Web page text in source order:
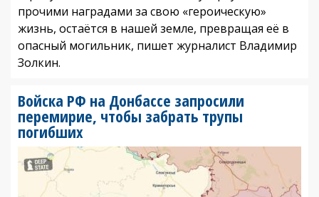
прочими наградами за свою «героическую»
жизнь, остаётся в нашей земле, превращая её в
опасный могильник, пишет журналист Владимир
Золкин.
Войска РФ на Донбассе запросили
перемирие, чтобы забрать трупы
погибших